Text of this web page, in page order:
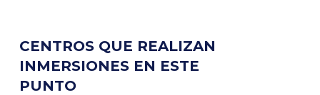
CENTROS QUE REALIZAN
INMERSIONES EN ESTE
PUNTO